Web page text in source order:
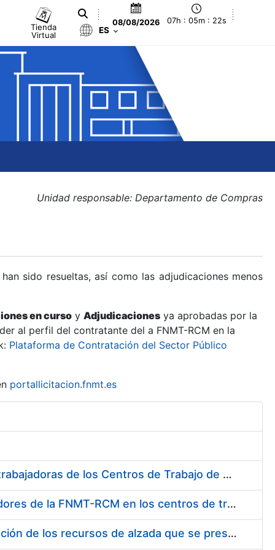
Tienda
Virtual
08/08/2026 07h : 05m : 22s
ES
Unidad responsable: Departamento de Compras
sido resueltas, así como las adjudicaciones menos
en curso y Adjudicaciones ya aprobadas por la
al perfil del contratante del a FNMT-RCM en la
Plataforma de Contratación del Sector Público
portallicitacion.fnmt.es
Suministro de Protectores Auditivos a medida para las personas trabajadoras de los Centros de Trabajo de Madrid y Burgos
Suministro de gafas graduadas antiproyecciones para los trabajadores de la FNMT-RCM en los centros de trabajo de Madrid y Burgos
Servicios de una empresa externa para el asesoramiento y resolución de los recursos de alzada que se presentan relacionados con procesos de selección para la FNMT-RCM